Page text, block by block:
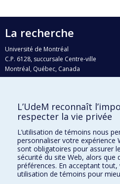
La recherche
Université de Montréal
C.P. 6128, succursale Centre-ville
Montréal, Québec, Canada
H3C 3J7
Qui fait quoi?
Nous trouver
Plan du site
Accessibilité
L’UdeM reconnaît
respecter la vie privée
L’utilisation de témoins nous
personnaliser votre expérience
sont obligatoires pour assurer
sécurité du site Web, alors que
préférences. En acceptant
utilisation de témoins pour